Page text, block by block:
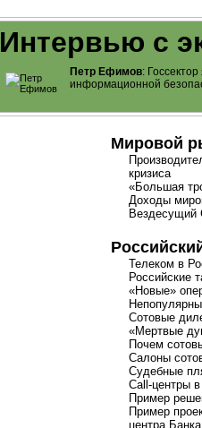
Интервью с
Петр Ефимов:
информационной
Мировой
кризиса
«Большая
Доходы
Вездесущий
Телеком в
Российские
«Новые»
Сотовые
«Мертвые
Почем
Салоны
Судебные
Call-центры
Пример
Пример
центра